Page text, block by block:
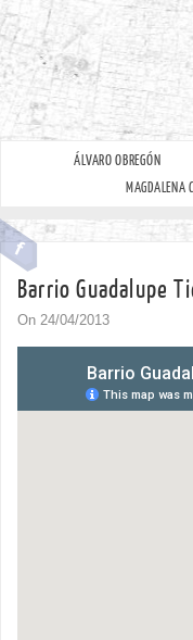
ÁLVARO OBREGÓN
MAGDALENA
Barrio Guadalupe
On 24/04/2013